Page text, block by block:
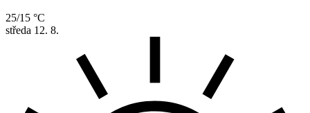
25/15 °C
středa 12. 8.